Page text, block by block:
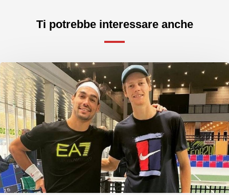
Ti potrebbe interessare anche